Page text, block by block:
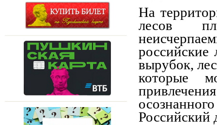
На
лесов
российские
вырубок,
которые
Российский